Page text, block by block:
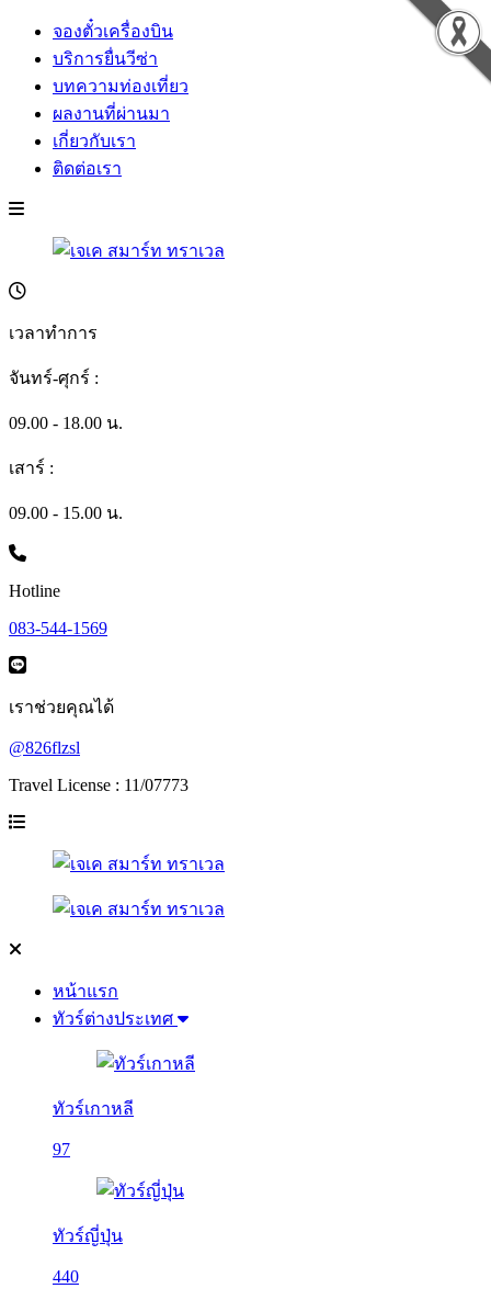
จองตั๋วเครื่องบิน
บริการยื่นวีซ่า
บทความท่องเที่ยว
ผลงานที่ผ่านมา
เกี่ยวกับเรา
ติดต่อเรา
เวลาทำการ
จันทร์-ศุกร์ :
09.00 - 18.00 น.
เสาร์ :
09.00 - 15.00 น.
Hotline
083-544-1569
เราช่วยคุณได้
@826flzsl
Travel License : 11/07773
หน้าแรก
ทัวร์ต่างประเทศ
ทัวร์เกาหลี
97
ทัวร์ญี่ปุ่น
440